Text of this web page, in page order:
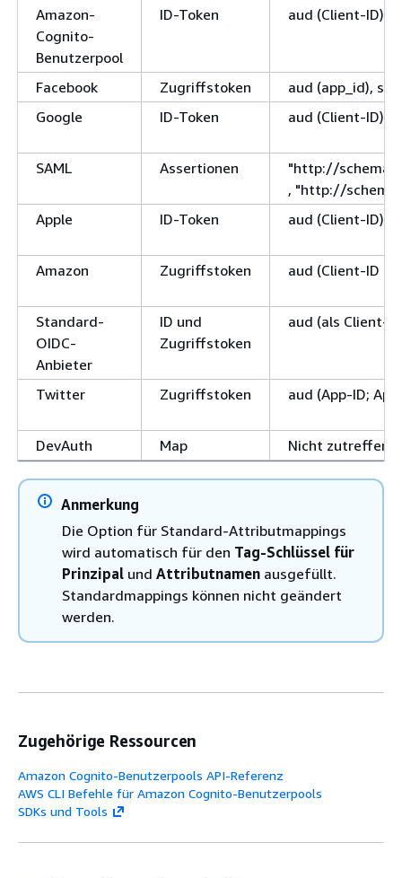
Amazon-
Cognito-
Benutzerpool
ID-Token aud (Client-ID)
Facebook Zugriffstoken
aud (app_id),
Google
ID-Token aud (Client-ID)
SAML Assertionen
"http://
, "http://
Apple
ID-Token aud (Client-ID)
Amazon Zugriffstoken aud (Client-ID
Standard-
OIDC-
Anbieter
ID und
Zugriffstoken
aud (als Client-
Twitter Zugriffstoken aud (App-ID;
DevAuth Map Nicht zutreffend
Anmerkung
Die Option für Standard-Attributmappings
wird automatisch für den Tag-Schlüssel für
Prinzipal und Attributnamen ausgefüllt.
Standardmappings können nicht geändert
werden.
Zugehörige Ressourcen
Amazon Cognito-Benutzerpools API-Referenz
AWS CLI Befehle für Amazon Cognito-Benutzerpools
SDKs und Tools